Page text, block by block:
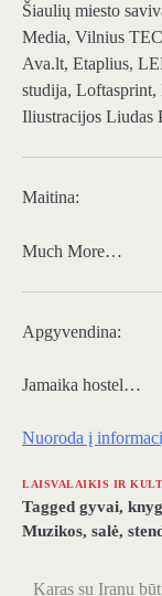
Šiaulių miesto
Media, Vilnius
Ava.lt, Etaplius,
studija,
Iliustracijos Liudas
Maitina:
Much More…
Apgyvendina:
Jamaika hostel…
Nuoroda į
LAISVALAIKIS IR
Tagged gyvai,
Muzikos, salė,
Karas su Iranu